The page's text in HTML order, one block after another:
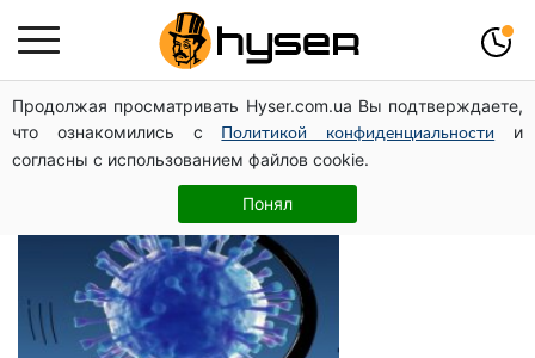
Продолжая просматривать Hyser.com.ua Вы подтверждаете,
что ознакомились с
Политикой конфиденциальности
и
согласны с использованием файлов cookie.
Понял
карантин